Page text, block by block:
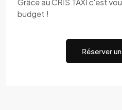
Grâce au CRIS TAXI c'est
budget !
Réserver